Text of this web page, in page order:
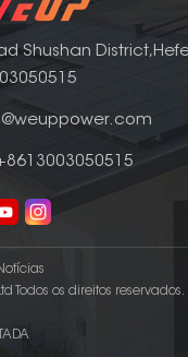
Shushan
Todos os direitos reservados.